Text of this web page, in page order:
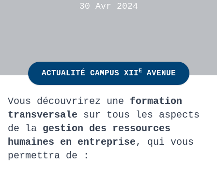
30 Avr 2024
ACTUALITÉ CAMPUS XIIEAVENUE
Vous découvrirez une formation
transversale sur tous les aspects
de la gestion des ressources
humaines en entreprise, qui vous
permettra de :